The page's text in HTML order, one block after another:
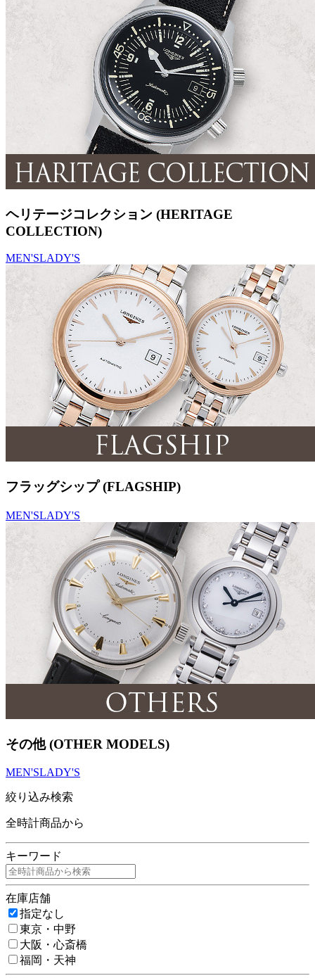
ヘリテージコレクション (HERITAGE
COLLECTION)
MEN'SLADY'S
フラッグシップ (FLAGSHIP)
MEN'SLADY'S
その他 (OTHER MODELS)
MEN'SLADY'S
絞り込み検索
全時計商品から
キーワード
在庫店舗
指定なし
東京・中野
大阪・心斎橋
福岡・天神